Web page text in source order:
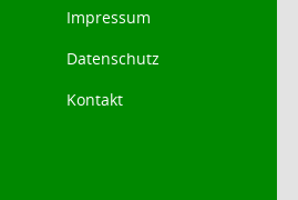
Impressum
Datenschutz
Kontakt